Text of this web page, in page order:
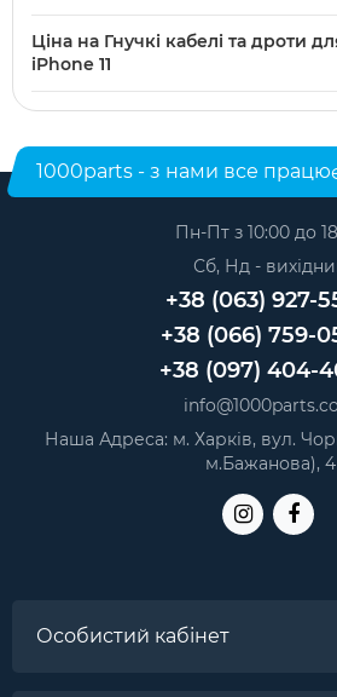
Шлейфи для телефонів iPhone 6
Шлейфи для телефонів iPhone 13 Pro
Шлейфи для телефонів iPhone 6 Plus
Шлейфи для телефонів iPhone 11 Pro
Шлейфи для телефонів iPhone 12 Pro
Шлейфи для телефонів iPhone 7
Шлейфи для телефонів iPhone 11
Шлейфи для телефонів iPhone 7 Plus
iPhone 11 шлейф з кнопками
iPhone 11 шлейф роз`єма зарядки
фіолетовий— 450 грн.
iPhone 11 шлейф роз`єма
iPhone 11 шлейф роз`єма
— 450 грн.
iPhone 11 задня камера— 920 грн.
iPhone 11 передня камера— 380
iPhone 11 шлейф роз`єма
Ціна на Гнучкі кабелі та дроти
iPhone 11
1000parts - з нами все
Пн-Пт з 10:00 до
Сб, Нд -
+38 (063) 927-
+38 (066) 759-
+38 (097) 404-
Наша Адреса: м. Харків, вул.
м.Бажанова), 4
Особистий кабінет